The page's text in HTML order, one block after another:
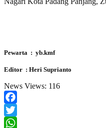
Pewarta : yb.kmf
Editor : Heri Suprianto
News Views: 116
Facebook
Twitter